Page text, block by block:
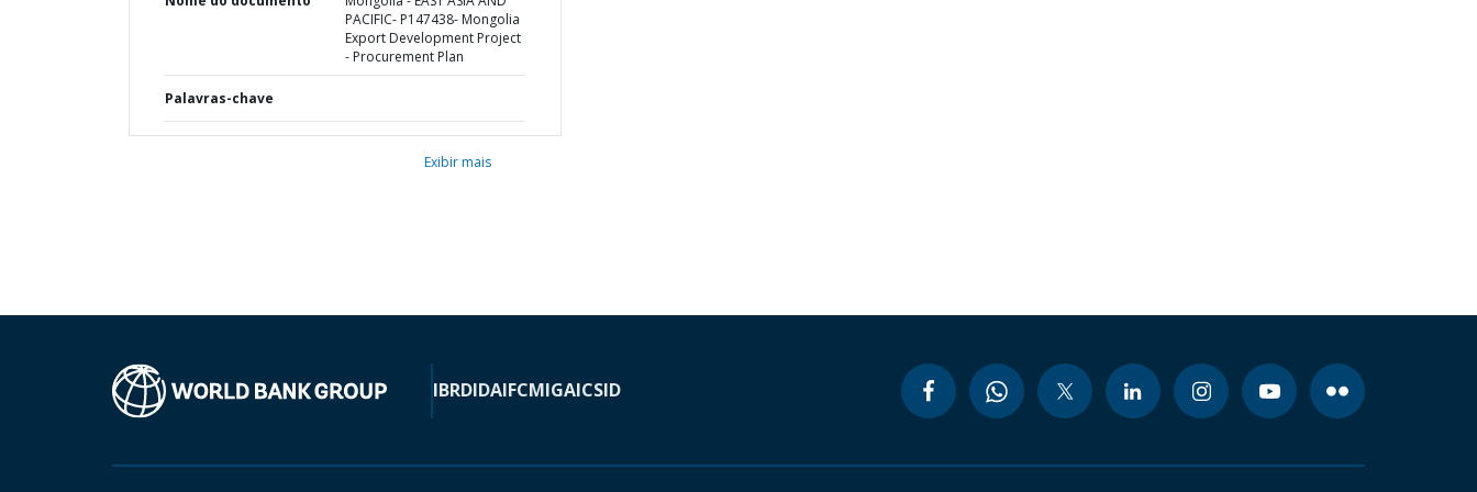
PACIFIC- P147438- Mongolia
Export Development Project
- Procurement Plan
Palavras-chave
Exibir mais
IBRDIDAIFCMIGAICSID